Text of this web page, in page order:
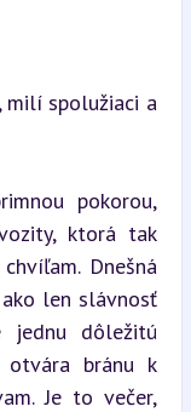
milí spolužiaci a
pokorou,
ktorá tak
Dnešná
len slávnosť
jednu dôležitú
otvára bránu k
Je to večer,